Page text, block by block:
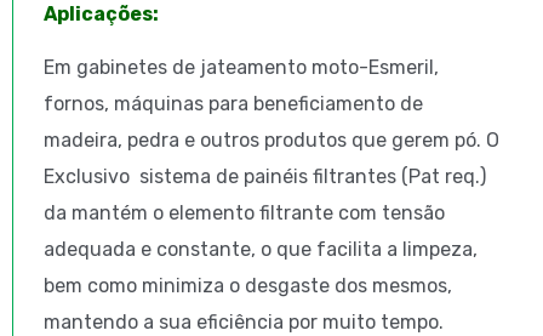
Aplicações:
Em gabinetes de jateamento moto-Esmeril,
fornos, máquinas para beneficiamento de
madeira, pedra e outros produtos que gerem pó. O
Exclusivo sistema de painéis filtrantes (Pat req.)
da mantém o elemento filtrante com tensão
adequada e constante, o que facilita a limpeza,
bem como minimiza o desgaste dos mesmos,
mantendo a sua eficiência por muito tempo.